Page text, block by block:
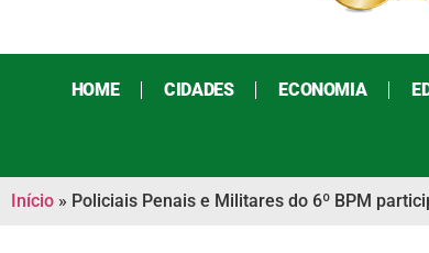
HOME CIDADES ECONOMIA
Início » Policiais Penais e Militares do 6º BPM